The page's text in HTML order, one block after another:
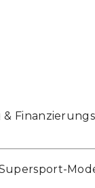
&